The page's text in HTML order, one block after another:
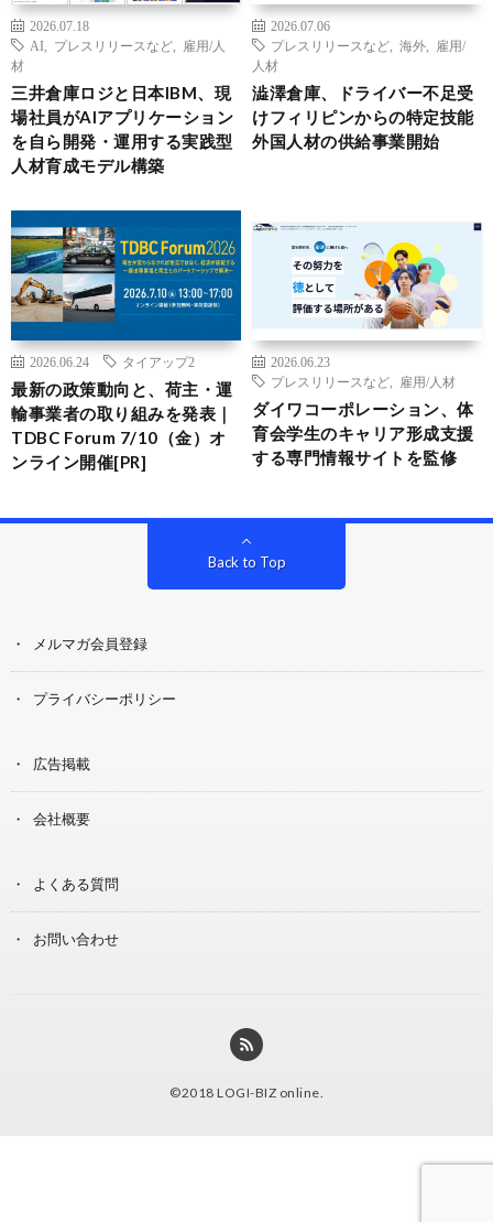
2026.07.18
AI
プレスリリースなど
雇用/人
材
三井倉庫ロジと日本IBM、現
場社員がAIアプリケーション
を自ら開発・運用する実践型
人材育成モデル構築
2026.07.06
プレスリリースなど
海外
雇用/
人材
澁澤倉庫、ドライバー不足受
けフィリピンからの特定技能
外国人材の供給事業開始
2026.06.24 タイアップ2
最新の政策動向と、荷主・運
輸事業者の取り組みを発表｜
TDBC Forum 7/10（金）オ
ンライン開催[PR]
2026.06.23
プレスリリースなど
雇用/人材
ダイワコーポレーション、体
育会学生のキャリア形成支援
する専門情報サイトを監修
Back to Top
メルマガ会員登録
プライバシーポリシー
広告掲載
会社概要
よくある質問
お問い合わせ
©2018 LOGI-BIZ online